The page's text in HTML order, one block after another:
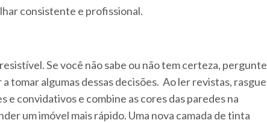
consistente e profissional.
Se você não sabe ou não tem certeza, pergunte
tomar algumas dessas decisões. Ao ler revistas, rasgue
convidativos e combine as cores das paredes na
um imóvel mais rápido. Uma nova camada de tinta